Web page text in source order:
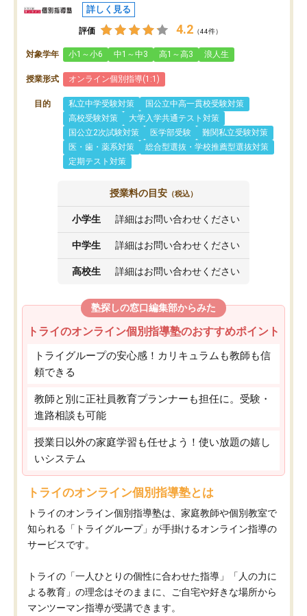
詳しく見る
評価 4.2 （44件）
対象学年 小1～小6 中1～中3 高1～高3 浪人生
授業形式 オンライン個別指導(1:1)
目的 私立中学受験対策
国公立中高一貫校受験対策
高校受験対策
大学入学共通テスト対策
国公立2次試験対策
医学部受験
難関私立受験対策
医・歯・薬系対策
総合型選抜・学校推薦型選抜対策
定期テスト対策
授業料の目安 （税込）
小学生 詳細はお問い合わせください
中学生 詳細はお問い合わせください
高校生 詳細はお問い合わせください
塾探しの窓口編集部からみた
トライのオンライン個別指導塾のおすすめポイント
トライグループの安心感！カリキュラムも教師も信
頼できる
教師と別に正社員教育プランナーも担任に。受験・
進路相談も可能
授業日以外の家庭学習も任せよう！使い放題の嬉し
いシステム
トライのオンライン個別指導塾とは
トライのオンライン個別指導塾は、家庭教師や個別教室で
知られる「トライグループ」が手掛けるオンライン指導の
サービスです。
トライの「一人ひとりの個性に合わせた指導」「人の力に
よる教育」の理念はそのままに、ご自宅や好きな場所から
マンツーマン指導が受講できます。